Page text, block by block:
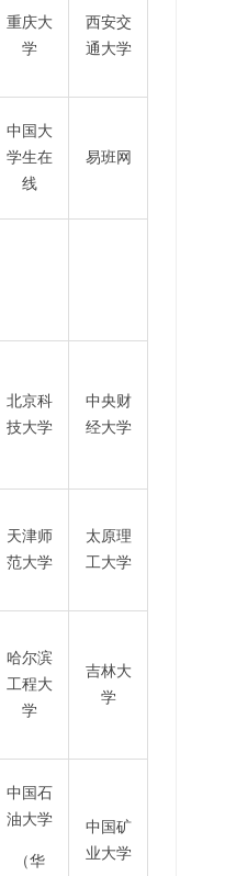
重庆大
学
西安交
通大学
中国大
学生在
线
易班网
北京科
技大学
中央财
经大学
天津师
范大学
太原理
工大学
哈尔滨
工程大
学
吉林大
学
中国石
油大学
（华
中国矿
业大学